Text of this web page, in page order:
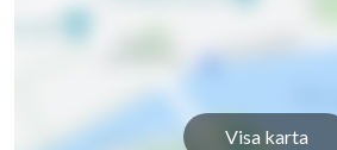
Visa karta